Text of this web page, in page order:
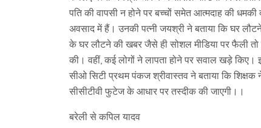
पति की वापसी न होने पर बच्चों समेत आत्मदाह की
अवसाद में हैं। उनकी पत्नी जयश्री ने बताया कि घर
के घर लौटने की खबर जैसे ही सोशल मीडिया पर फैली तो
की। वहीं, कई लोगों ने लापता होने पर सवाल खड़े किए।
सीओ सिटी प्रथम पंकज श्रीवास्तव ने बताया कि शिक्षक
सीसीटीवी फुटेज के आधार पर तस्दीक की जाएगी।।
बरेली से कपिल यादव